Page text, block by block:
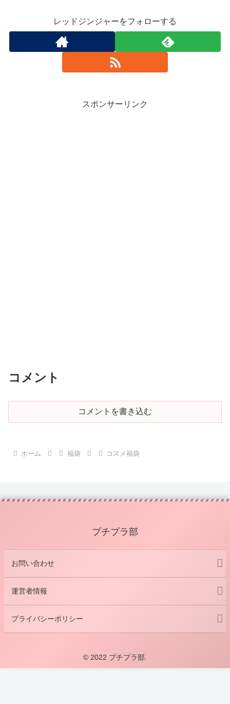
レッドジンジャーをフォローする
スポンサーリンク
コメント
コメントを書き込む
ホーム 福袋 コスメ福袋
プチプラ部
お問い合わせ
運営者情報
プライバシーポリシー
© 2022 プチプラ部.